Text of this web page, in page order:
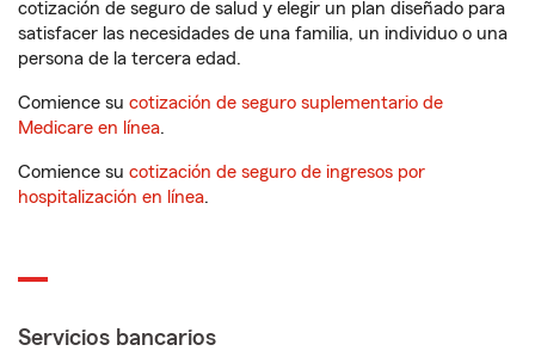
cotización de seguro de salud y elegir un plan diseñado para
satisfacer las necesidades de una familia, un individuo o una
persona de la tercera edad.
Comience su cotización de seguro suplementario de
Medicare en línea.
Comience su cotización de seguro de ingresos por
hospitalización en línea.
Servicios bancarios